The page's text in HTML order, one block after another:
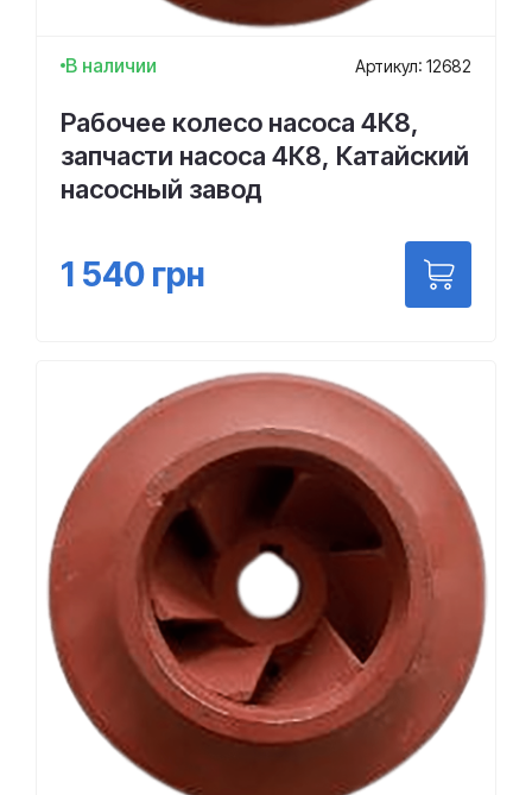
В наличии Артикул: 12682
Рабочее колесо насоса 4К8,
запчасти насоса 4К8, Катайский
насосный завод
1 540 грн